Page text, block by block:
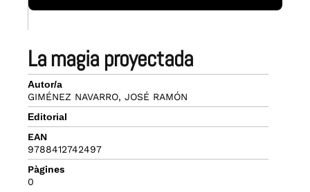
la magia proyectada
Autor/a
GIMÉNEZ NAVARRO, JOSÉ RAMÓN
Editorial
EAN
9788412742497
Pàgines
0